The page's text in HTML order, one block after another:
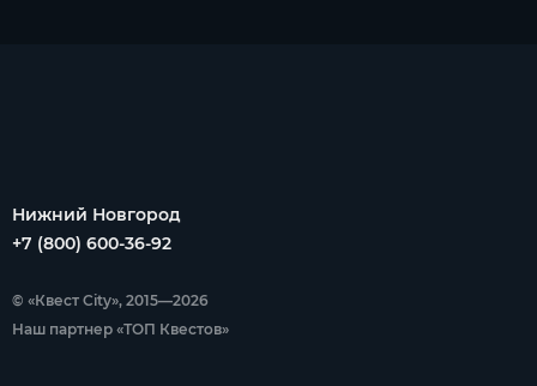
Нижний Новгород
+7 (800) 600-36-92
© «Квест City», 2015—2026
Наш партнер «ТОП Квестов»